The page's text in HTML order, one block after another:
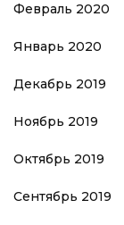
Февраль 2020
Январь 2020
Декабрь 2019
Ноябрь 2019
Октябрь 2019
Сентябрь 2019